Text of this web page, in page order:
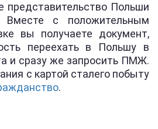
представительство Польши
с положительным
вы получаете документ,
переехать в Польшу в
и сразу же запросить ПМЖ.
с картой сталего побыту
.